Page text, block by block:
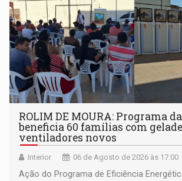
ROLIM DE MOURA: Programa
beneficia 60 famílias com
ventiladores novos
Interior 06 de Agosto de 2026 às 17:00
Ação do Programa de Eficiência